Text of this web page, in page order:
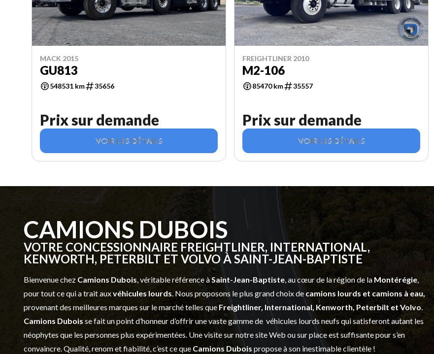
MACK 2015
GU813
548531 km 35656
Prix sur demande
VOIR LES DÉTAILS
FREIGHTLINER 2010
M2-106
85470 km 35557
Prix sur demande
VOIR LES DÉTAILS
CAMIONS DUBOIS
VOTRE CONCESSIONNAIRE FREIGHTLINER, INTERNATIONAL,
KENWORTH, PETERBILT ET VOLVO À SAINT-JEAN-BAPTISTE
Bienvenue chez Camions Dubois, véritable référence àSaint-Jean-Baptiste, au cœur de la région de la Montérégie,
pour tout ce qui a trait auxvéhicules lourds. Nous proposons le plus grand choix de camions lourds et camions à eau,
provenant des meilleures marques sur le marché telles que Freightliner, International, Kenworth, Peterbilt et Volvo.
Camions Dubois se fait un point d’honneur d’offrir une vaste gamme de véhicules lourds neufsqui satisferont autant les
néophytes que les personnes plus expérimentées. Une visite sur notre site Web ou sur place est suffisante pour s’en
convaincre. Qualité, renom et fiabilité, c’est ce que Camions Dubois propose à son inestimable clientèle !